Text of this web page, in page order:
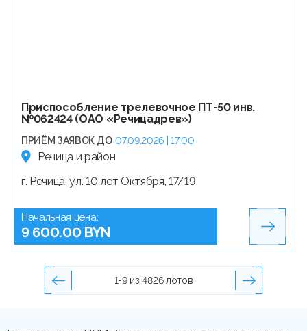
Приспособление трелевочное ПТ-50 инв.
№062424 (ОАО «Речицадрев»)
ПРИЁМ ЗАЯВОК ДО 07.09.2026 | 17:00
Речица и район
г. Речица, ул. 10 лет Октября, 17/19
Начальная цена:
9 600.00 BYN
1-9 из 4826 лотов